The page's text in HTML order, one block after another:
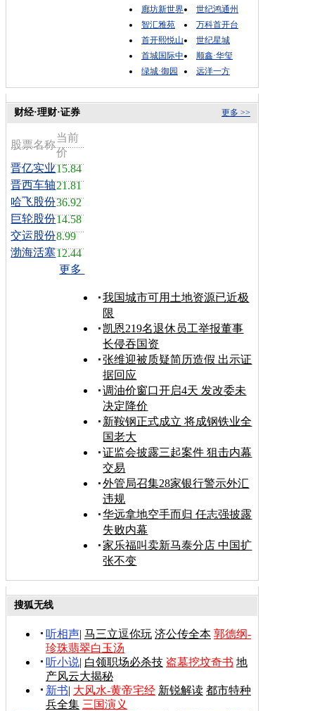
廊坊新世界
世纪鸿通州
智汇雅苑
万科首开台
首开熙悦山
世纪星城
首城国际中
顺鑫·华玺
绿城·御园
远洋一方
更多 >>
财经·理财·证券
股票名称
当前
价
晋亿实业15.84
晋西车轴21.81
哈飞股份36.92
巨轮股份14.58
交运股份8.99
渤海活塞12.44
更多
我国城市可用土地资源已近极
限
凯恩219名退休员工举报董事
长侵吞国资
张维迎被质疑简历造假 出示证
据回应
调油价窗口开启4天 发改委未
决定降价
新鞍钢正式成立 将成钢铁业全
国老大
证监会披露三起案件 狙击内幕
交易
外管局召集28家银行警示外汇
违规
华远拿地空手而归 任志强披露
失败内幕
家乐福叫卖新马泰分店 中国扩
张不变
搜狐无线
听相声| 马三立逗你玩 济公传全本 郭德纲-
珍珠翡翠白玉汤
听小说| 白领职场必杀技 盗墓挖坟奇书 地
产风云大揭秘
新书| 大风水-黄帝宅经 新锐解读 都市特种
兵全集 三国演义